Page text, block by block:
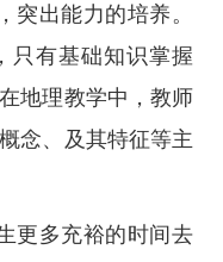
突出能力的培养。
只有基础知识掌握
地理教学中，教师
念、及其特征等主
更多充裕的时间去